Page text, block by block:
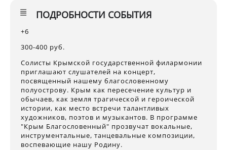
ПОДРОБНОСТИ СОБЫТИЯ
+6
300-400 руб.
Солисты Крымской государственной филармонии
приглашают слушателей на концерт,
посвященный нашему благословенному
полуострову. Крым как пересечение культур и
обычаев, как земля трагической и героической
истории, как место встречи талантливых
художников, поэтов и музыкантов. В программе
"Крым Благословенный" прозвучат вокальные,
инструментальные, танцевальные композиции,
воспевающие нашу Родину.